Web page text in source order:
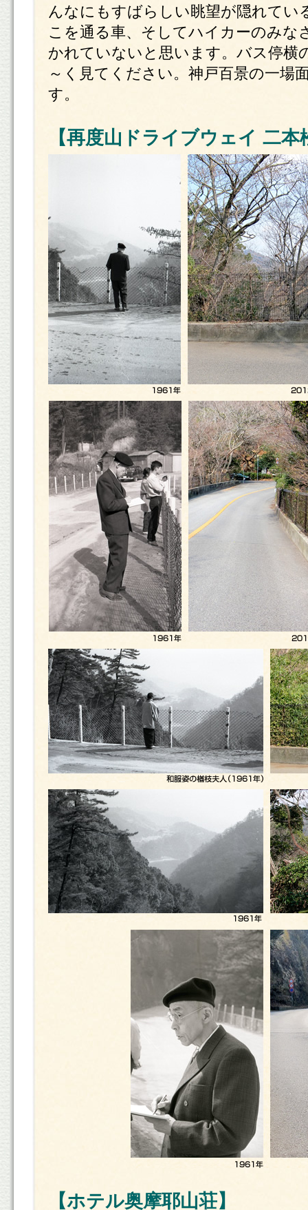
んなにもすばらしい眺望が隠れてい
こを通る車、そしてハイカーのみな
かれていないと思います。バス停横
～く見てください。神戸百景の一場
す。
【再度山ドライブウェイ 二
【ホテル奥摩耶山荘】